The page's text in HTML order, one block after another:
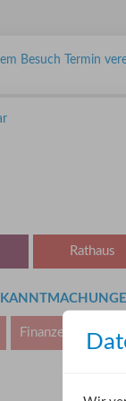
Besuch Termin
Rathaus
Finanzen